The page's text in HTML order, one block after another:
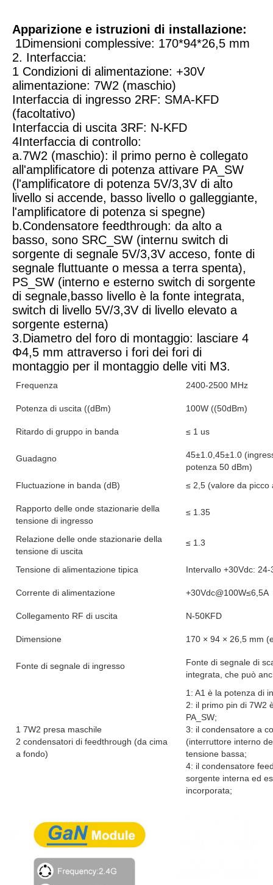
Apparizione e istruzioni di installazione:
1Dimensioni complessive: 170*94*26,5 mm
2. Interfaccia:
1 Condizioni di alimentazione: +30V
alimentazione: 7W2 (maschio)
Interfaccia di ingresso 2RF: SMA-KFD
(facoltativo)
Interfaccia di uscita 3RF: N-KFD
4Interfaccia di controllo:
a.7W2 (maschio): il primo perno è collegato
all'amplificatore di potenza attivare PA_SW
(l'amplificatore di potenza 5V/3,3V di alto
livello si accende, basso livello o galleggiante,
l'amplificatore di potenza si spegne)
b.Condensatore feedthrough: da alto a
basso, sono SRC_SW (internu switch di
sorgente di segnale 5V/3,3V acceso, fonte di
segnale fluttuante o messa a terra spenta),
PS_SW (interno e esterno switch di sorgente
di segnale,basso livello è la fonte integrata,
switch di livello 5V/3,3V di livello elevato a
sorgente esterna)
3.Diametro del foro di montaggio: lasciare 4
Φ4,5 mm attraverso i fori dei fori di
montaggio per il montaggio delle viti M3.
Frequenza 2400-2500 MHz
Potenza di uscita ((dBm) 100W ((50dBm)
Ritardo di gruppo in banda ≤ 1 us
Guadagno
45±1.0,45±1.0
potenza 50 dBm)
Fluctuazione in banda (dB)
≤ 2,5 (valore da picco
Rapporto delle onde stazionarie della
tensione di ingresso
≤ 1.35
Relazione delle onde stazionarie della
tensione di uscita
≤ 1.3
Tensione di alimentazione tipica Intervallo +30Vdc: 24-
Corrente di alimentazione +30Vdc@100W≤6,5A
Collegamento RF di uscita N-50KFD
Dimensione 170 × 94 × 26,5 mm
Fonte di segnale di ingresso
Fonte di segnale di
integrata, che può
1 7W2 presa maschile
2 condensatori di feedthrough (da cima
a fondo)
1: A1 è la potenza di
2: il primo pin di 7W2
PA_SW;
3: il condensatore a
(interruttore interno
tensione bassa;
4: il condensatore
sorgente interna ed
incorporata;